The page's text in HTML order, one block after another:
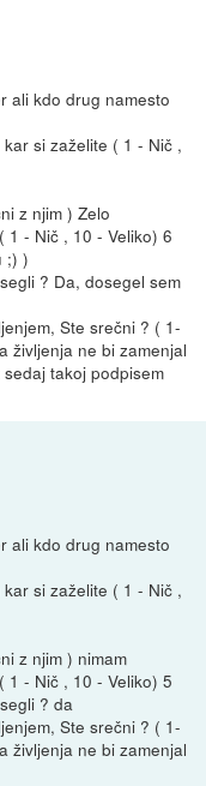
ali kdo drug namesto
si zaželite ( 1 - Nič ,
z njim ) Zelo
1 - Nič , 10 - Veliko) 6
;) )
? Da, dosegel sem
Ste srečni ? ( 1-
življenja ne bi zamenjal
takoj podpisem
ali kdo drug namesto
si zaželite ( 1 - Nič ,
z njim ) nimam
1 - Nič , 10 - Veliko) 5
? da
Ste srečni ? ( 1-
življenja ne bi zamenjal